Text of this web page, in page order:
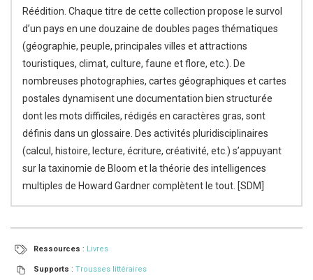
Réédition. Chaque titre de cette collection propose le survol
d’un pays en une douzaine de doubles pages thématiques
(géographie, peuple, principales villes et attractions
touristiques, climat, culture, faune et flore, etc.). De
nombreuses photographies, cartes géographiques et cartes
postales dynamisent une documentation bien structurée
dont les mots difficiles, rédigés en caractères gras, sont
définis dans un glossaire. Des activités pluridisciplinaires
(calcul, histoire, lecture, écriture, créativité, etc.) s’appuyant
sur la taxinomie de Bloom et la théorie des intelligences
multiples de Howard Gardner complètent le tout. [SDM]
Ressources : Livres
Supports : Trousses littéraires